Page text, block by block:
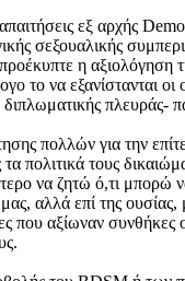
εξ αρχής
σεξουαλικής
προέκυπτε η
το να εξανίστανται
πλευράς-
πολλών για την
τα πολιτικά τους
να ζητώ ό,τι
αλλά επί της
που αξίωναν